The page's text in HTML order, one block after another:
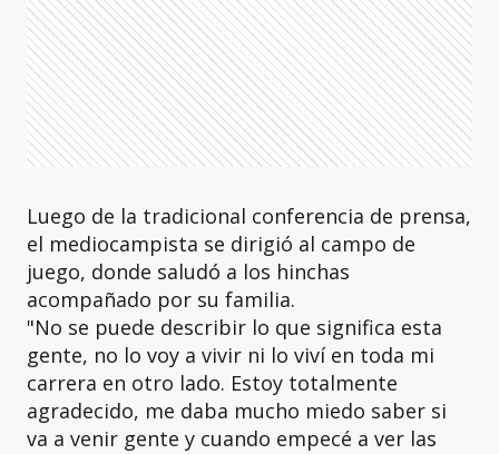
Luego de la tradicional conferencia de prensa,
el mediocampista se dirigió al campo de
juego, donde saludó a los hinchas
acompañado por su familia.
"No se puede describir lo que significa esta
gente, no lo voy a vivir ni lo viví en toda mi
carrera en otro lado. Estoy totalmente
agradecido, me daba mucho miedo saber si
va a venir gente y cuando empecé a ver las